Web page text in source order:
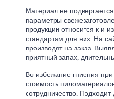
Материал не
параметры
продукции относится к и
стандартам для них. На
производят на заказ.
приятный запах,
Во избежание гниения при
стоимость
сотрудничество.